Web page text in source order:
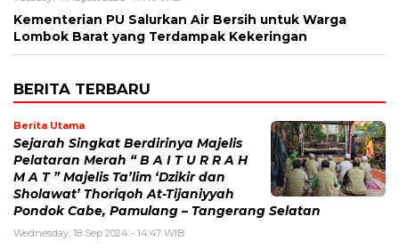
Kementerian PU Salurkan Air Bersih untuk Warga
Lombok Barat yang Terdampak Kekeringan
BERITA TERBARU
Berita Utama
Sejarah Singkat Berdirinya Majelis
Pelataran Merah “ B A I T U R R A H
M A T ” Majelis Ta’lim ‘Dzikir dan
Sholawat’ Thoriqoh At-Tijaniyyah
Pondok Cabe, Pamulang – Tangerang Selatan
Wednesday, 18 Sep 2024 - 14:47 WIB